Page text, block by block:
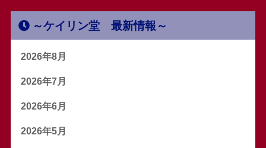
～ケイリン堂 最新情報～
2026年8月
2026年7月
2026年6月
2026年5月